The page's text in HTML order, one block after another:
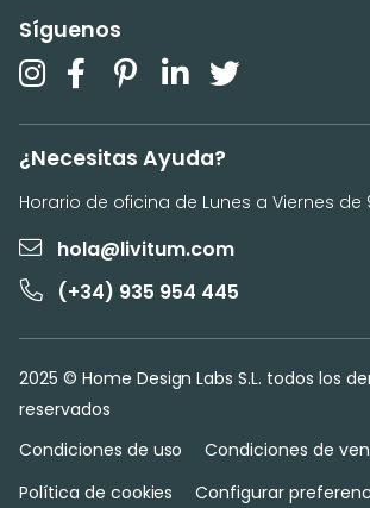
Síguenos
¿Necesitas Ayuda?
Horario de oficina de Lunes a Viernes de
hola@livitum.com
(+34) 935 954 445
2025 © Home Design Labs S.L. todos los
reservados
Condiciones de uso
Condiciones de
Política de cookies
Configurar